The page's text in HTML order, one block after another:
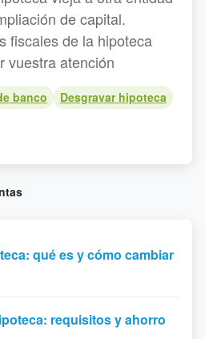
de capital.
fiscales de la hipoteca
vuestra atención
banco
Desgravar hipoteca
qué es y cómo cambiar
requisitos y ahorro